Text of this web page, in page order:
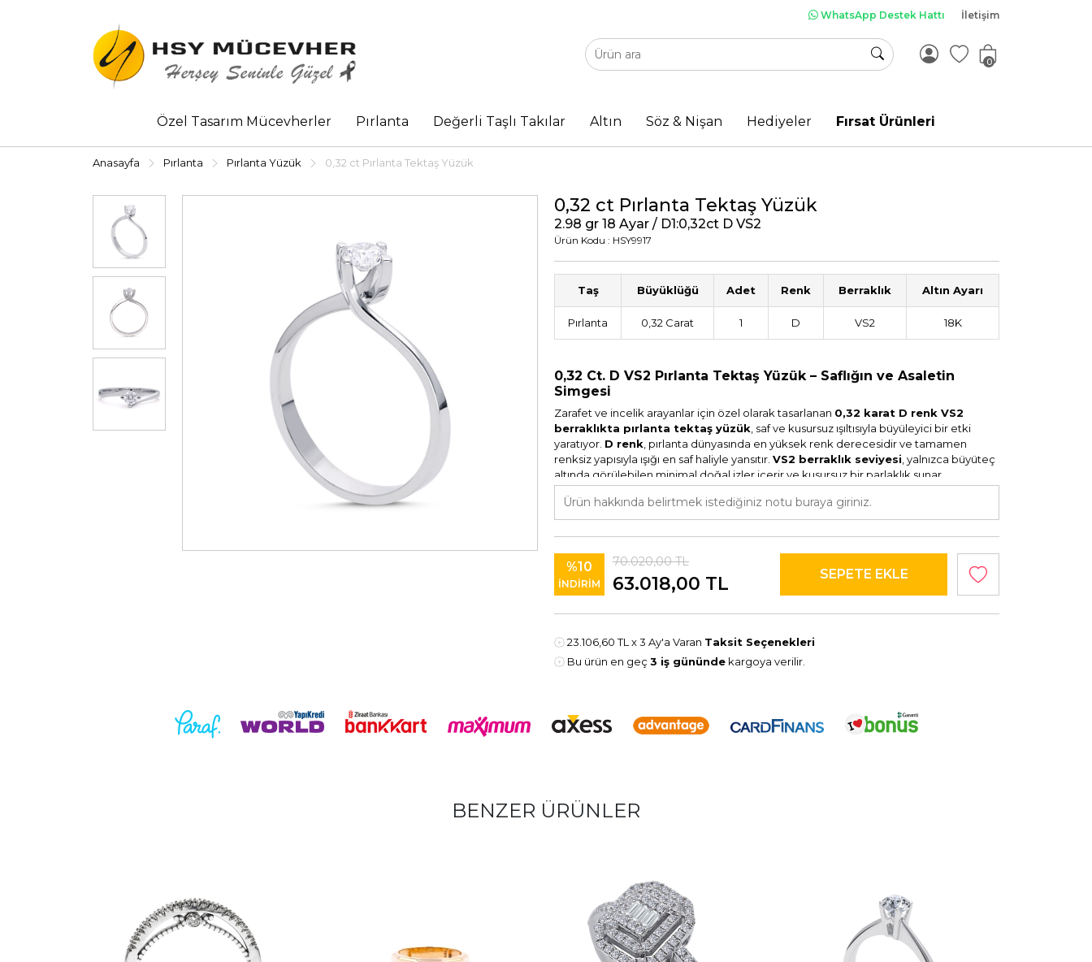
WhatsApp Destek Hattı İletişim
0
Özel Tasarım Mücevherler Pırlanta Değerli Taşlı Takılar Altın Söz & Nişan Hediyeler Fırsat Ürünleri
Anasayfa Pırlanta Pırlanta Yüzük 0,32 ct Pırlanta Tektaş Yüzük
0,32 ct Pırlanta Tektaş Yüzük
2.98 gr 18 Ayar / D1:0,32ct D VS2
Ürün Kodu : HSY9917
Taş Büyüklüğü Adet Renk Berraklık Altın Ayarı
Pırlanta 0,32 Carat 1 D VS2 18K
0,32 Ct. D VS2 Pırlanta Tektaş Yüzük – Saflığın ve Asaletin
Simgesi
Zarafet ve incelik arayanlar için özel olarak tasarlanan 0,32 karat D renk VS2
berraklıkta pırlanta tektaş yüzük , saf ve kusursuz ışıltısıyla büyüleyici bir etki
yaratıyor. D renk , pırlanta dünyasında en yüksek renk derecesidir ve tamamen
renksiz yapısıyla ışığı en saf haliyle yansıtır. VS2 berraklık seviyesi , yalnızca büyüteç
altında görülebilen minimal doğal izler içerir ve kusursuz bir parlaklık sunar.
Bu eşsiz taş,18 ayar altın montürüile mükemmel bir uyum içinde olup, zarif
tasarımı sayesinde günlük kullanımda ve özel günlerde şıklığınızı tamamlar.
Taş Türü:
Karat Ağırlığı:
0,32 Ct
Renk:D (En yüksek renk kalitesi – tamamen renksiz)
Berraklık: VS2 (Yalnızca büyüteç altında görülebilen doğal izler)
Altın Ayarı:18 Ayar
VS2 Berraklık:Yüksek berraklık seviyesi, gözle görünmeyen minimal izler.
✔0,32 Ct. Karat:Zarif ve dikkat çekici bir büyüklük.
-Tüm pırlantalı ürünlerimiz, HSY Mücevher sertifikası ve garanti belgesi ile
teslim edilir
-El işçiliğine bağlı olarak gramajlarda ±%5 oranında doğal sapmalar görülebilir
-Yüzük ve bileklik siparişlerinde ölçü bilginizi sipariş notu kısmında
belirtmenizi rica ederiz
%10
İNDİRİM
70.020,00TL
63.018,00 TL
23.106,60 TL x 3 Ay'a Varan Taksit Seçenekleri
Bu ürün en geç 3 iş gününde kargoya verilir.
BENZER ÜRÜNLER